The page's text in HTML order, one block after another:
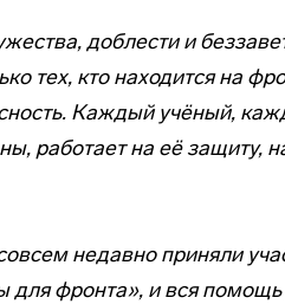
доблести и
тех, кто находится на
Каждый учёный,
работает на её защиту,
недавно приняли
для фронта», и вся